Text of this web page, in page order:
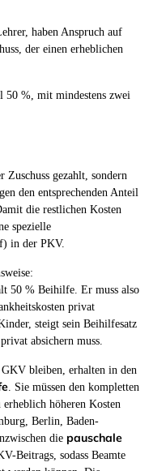
haben Anspruch auf
der einen erheblichen
50 %, mit mindestens zwei
gezahlt, sondern
den entsprechenden Anteil
die restlichen Kosten
spezielle
in der PKV.
50 % Beihilfe. Er muss also
privat
steigt sein Beihilfesatz
absichern muss.
bleiben, erhalten in den
. Sie müssen den kompletten
höheren Kosten
Berlin, Baden-
die pauschale
Beitrags, sodass Beamte